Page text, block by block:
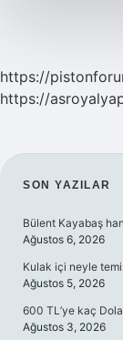
https://
https://
SON YAZILAR
Bülent Kayabaş
Ağustos 6, 2026
Kulak içi neyle
Ağustos 5, 2026
600 TL’ye kaç
Ağustos 3, 2026